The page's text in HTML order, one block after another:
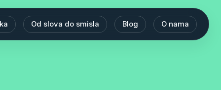
Od slova do smisla Blog O nama